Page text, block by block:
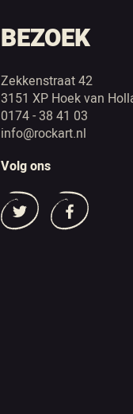
BEZOEK
Zekkenstraat 42
3151 XP Hoek van
0174 - 38 41 03
info@rockart.nl
Volg ons